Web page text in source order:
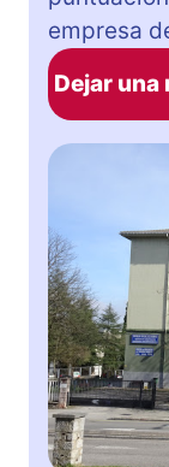
empresa
Dejar una